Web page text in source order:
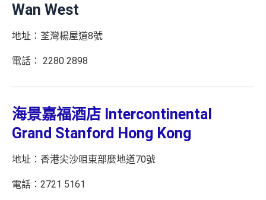
Wan West
地址：荃灣楊屋道8號
電話： 2280 2898
海景嘉福酒店 Intercontinental
Grand Stanford Hong Kong
地址：香港尖沙咀東部麼地道70號
電話：2721 5161